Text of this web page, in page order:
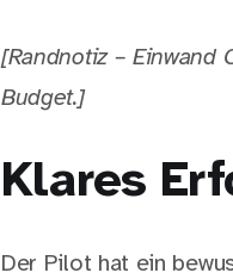
[Randnotiz – Einwand
Budget.]
Klares
Der Pilot hat ein